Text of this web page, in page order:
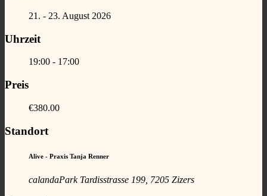
21. - 23. August 2026
Uhrzeit
19:00 - 17:00
Preis
€380.00
Standort
Alive - Praxis Tanja Renner
calandaPark Tardisstrasse 199, 7205 Zizers